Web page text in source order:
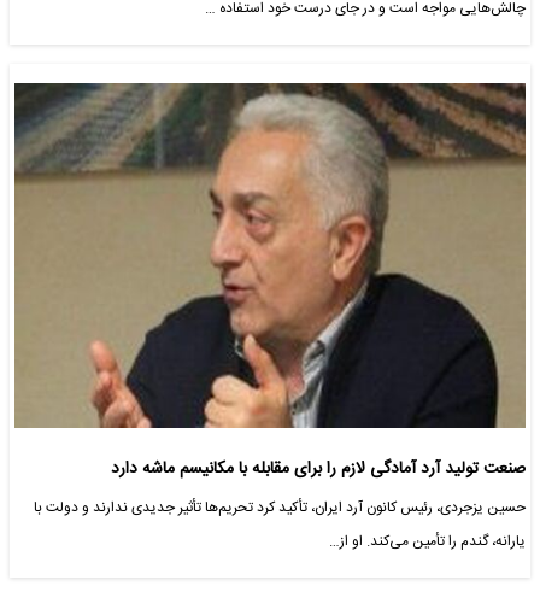
چالش‌هایی مواجه است و در جای درست خود استفاده …
صنعت تولید آرد آمادگی لازم را برای مقابله با مکانیسم ماشه دارد
حسین یزجردی، رئیس کانون آرد ایران، تأکید کرد تحریم‌ها تأثیر جدیدی ندارند و دولت با
یارانه، گندم را تأمین می‌کند. او از…